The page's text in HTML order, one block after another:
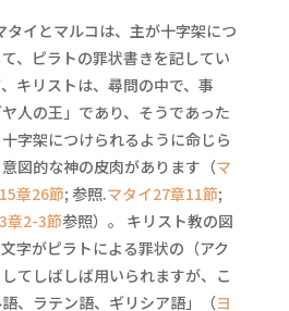
タイとマルコは、主が十字架につ
、ピラトの罪状書きを記してい
キリストは、尋問の中で、事
人の王」であり、そうであった
字架につけられるように命じら
図的な神の皮肉があります（マ
章26節; 参照.マタイ27章11節;
章2-3節参照）。 キリスト教の図
字がピラトによる罪状の（アク
てしばしば用いられますが、こ
、ラテン語、ギリシア語」（ヨ